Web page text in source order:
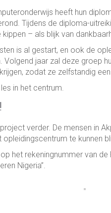
heeft hun
Tijdens de diploma-
– als blijk van
is al gestart, en ook de
jaar zal deze groep
zodat ze zelfstandig
in het centrum.
verder. De mensen in
te kunnen
het rekeningnummer van
Nigeria”.